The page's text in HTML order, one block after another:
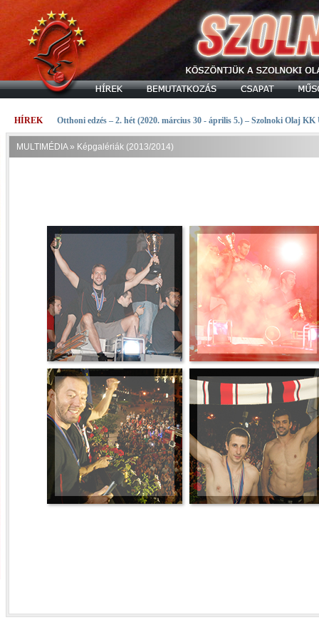
HÍREK Otthoni edzés – 2. hét (2020. március 30 - április 5.) – Szolnoki Olaj KK
MULTIMÉDIA» Képgalériák (2013/2014)